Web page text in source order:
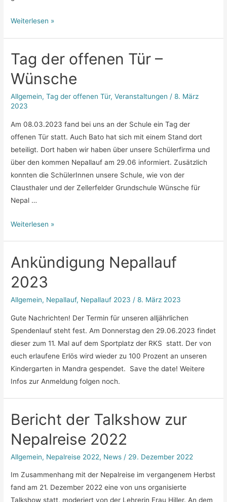
Nepallauf
Neuigkeiten
zum
Lauf
Weiterlesen »
Tag der offenen Tür –
Wünsche
Allgemein,Tag der offenen Tür,Veranstaltungen /8. März
2023
Am 08.03.2023 fand bei uns an der Schule ein Tag der
offenen Tür statt. Auch Bato hat sich mit einem Stand dort
beteiligt. Dort haben wir haben über unsere Schülerfirma und
über den kommen Nepallauf am 29.06 informiert. Zusätzlich
konnten die SchülerInnen unsere Schule, wie von der
Clausthaler und der Zellerfelder Grundschule Wünsche für
Nepal …
Tag
Tür
Wünsche
Weiterlesen »
Ankündigung Nepallauf
2023
Allgemein, Nepallauf, Nepallauf 2023 /8. März 2023
Gute Nachrichten! Der Termin für unseren alljährlichen
Spendenlauf steht fest. Am Donnerstag den 29.06.2023 findet
dieser zum 11. Mal auf dem Sportplatz der RKS statt. Der von
euch erlaufene Erlös wird wieder zu 100 Prozent an unseren
Kindergarten in Mandra gespendet. Save the date! Weitere
Infos zur Anmeldung folgen noch.
Bericht der Talkshow zur
Nepalreise 2022
Allgemein, Nepalreise 2022, News / 29. Dezember 2022
Im Zusammenhang mit der Nepalreise im vergangenem Herbst
fand am 21. Dezember 2022 eine von uns organisierte
Talkshow statt, moderiert von der Lehrerin Frau Hiller. An dem